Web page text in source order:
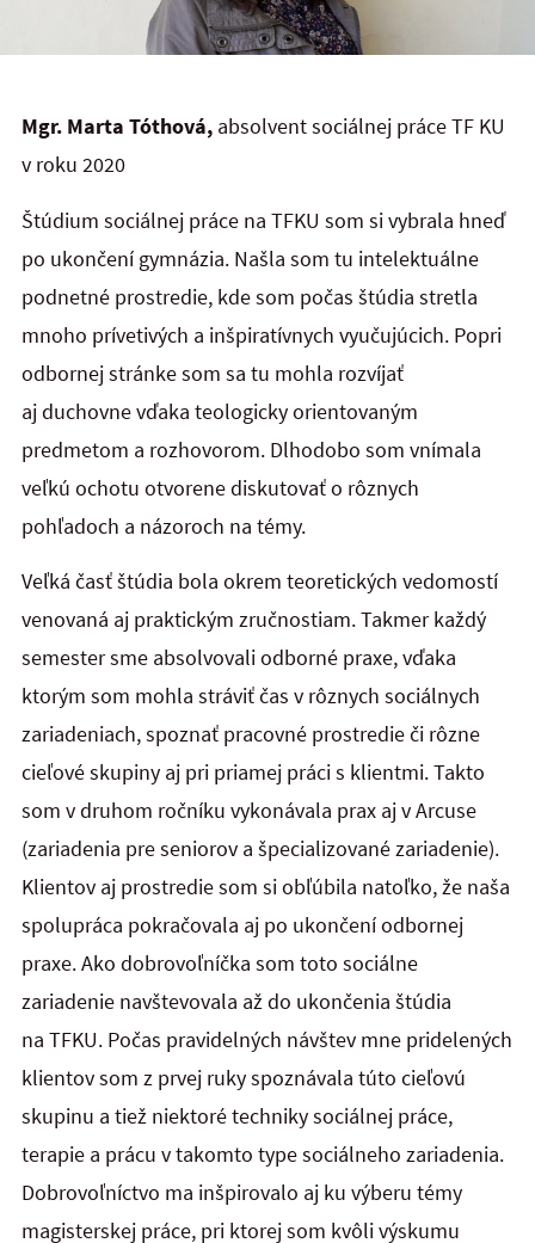
Mgr. Marta Tóthová, absolvent sociálnej práce TF KU
v roku 2020
Štúdium sociálnej práce na TFKU som si vybrala hneď
po ukončení gymnázia. Našla som tu intelektuálne
podnetné prostredie, kde som počas štúdia stretla
mnoho prívetivých a inšpiratívnych vyučujúcich. Popri
odbornej stránke som sa tu mohla rozvíjať
aj duchovne vďaka teologicky orientovaným
predmetom a rozhovorom. Dlhodobo som vnímala
veľkú ochotu otvorene diskutovať o rôznych
pohľadoch a názoroch na témy.
Veľká časť štúdia bola okrem teoretických vedomostí
venovaná aj praktickým zručnostiam. Takmer každý
semester sme absolvovali odborné praxe, vďaka
ktorým som mohla stráviť čas v rôznych sociálnych
zariadeniach, spoznať pracovné prostredie či rôzne
cieľové skupiny aj pri priamej práci s klientmi. Takto
som v druhom ročníku vykonávala prax aj v Arcuse
(zariadenia pre seniorov a špecializované zariadenie).
Klientov aj prostredie som si obľúbila natoľko, že naša
spolupráca pokračovala aj po ukončení odbornej
praxe. Ako dobrovoľníčka som toto sociálne
zariadenie navštevovala až do ukončenia štúdia
na TFKU. Počas pravidelných návštev mne pridelených
klientov som z prvej ruky spoznávala túto cieľovú
skupinu a tiež niektoré techniky sociálnej práce,
terapie a prácu v takomto type sociálneho zariadenia.
Dobrovoľníctvo ma inšpirovalo aj ku výberu témy
magisterskej práce, pri ktorej som kvôli výskumu